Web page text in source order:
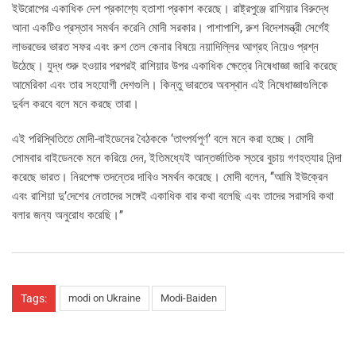
ইউরোপের একাধিক দেশ প্রকাশ্যে হতাশা প্রকাশ করেছে। রাষ্ট্রপুঞ্জে রাশিয়ার বিরুদ্ধে
আনা একটিও প্রস্তাব সমর্থন করেনি মোদী সরকার। পাশাপাশি, রুশ বিদেশমন্ত্রী সের্গেই
লাভরভের ভারত সফর এবং রুশ তেল কেনার বিষয়ে নয়াদিল্লির আগ্রহ নিয়েও প্রশ্ন
উঠেছে। যুদ্ধ শুরু হওয়ার পরপরই রাশিয়ার উপর একাধিক ক্ষেত্রে নিষেধাজ্ঞা জারি করেছে
আমেরিকা এবং তার সহযোগী দেশগুলি। কিন্তু ভারতের অবস্থান এই নিষেধাজ্ঞাগুলিকে
দুর্বল করবে বলে মনে করছে তারা।
এই পরিস্থিতিতে মোদী-বাইডেনের বৈঠককে ‘তাৎপর্যপূর্ণ’ বলে মনে করা হচ্ছে। মোদী
সোমবার বাইডেনকে মনে করিয়ে দেন, ইতিমধ্যেই আন্তর্জাতিক স্তরে বুচায় গণহত্যার নিন্দা
করেছে ভারত। নিরপেক্ষ তদন্তের দাবিও সমর্থন করেছে। মোদী বলেন, ‘‘আমি ইউক্রেন
এবং রাশিয়া দু’দেশের নেতাদের সঙ্গেই একাধিক বার কথা বলেছি এবং তাদের সরাসরি কথা
বলার জন্য অনুরোধ করেছি।’’
Tags: modi on Ukraine Modi-Baiden